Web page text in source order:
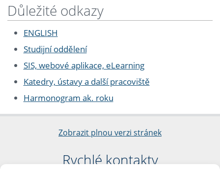
Důležité odkazy
ENGLISH
Studijní oddělení
SIS, webové aplikace, eLearning
Katedry, ústavy a další pracoviště
Harmonogram ak. roku
Zobrazit plnou verzi stránek
Rychlé kontakty